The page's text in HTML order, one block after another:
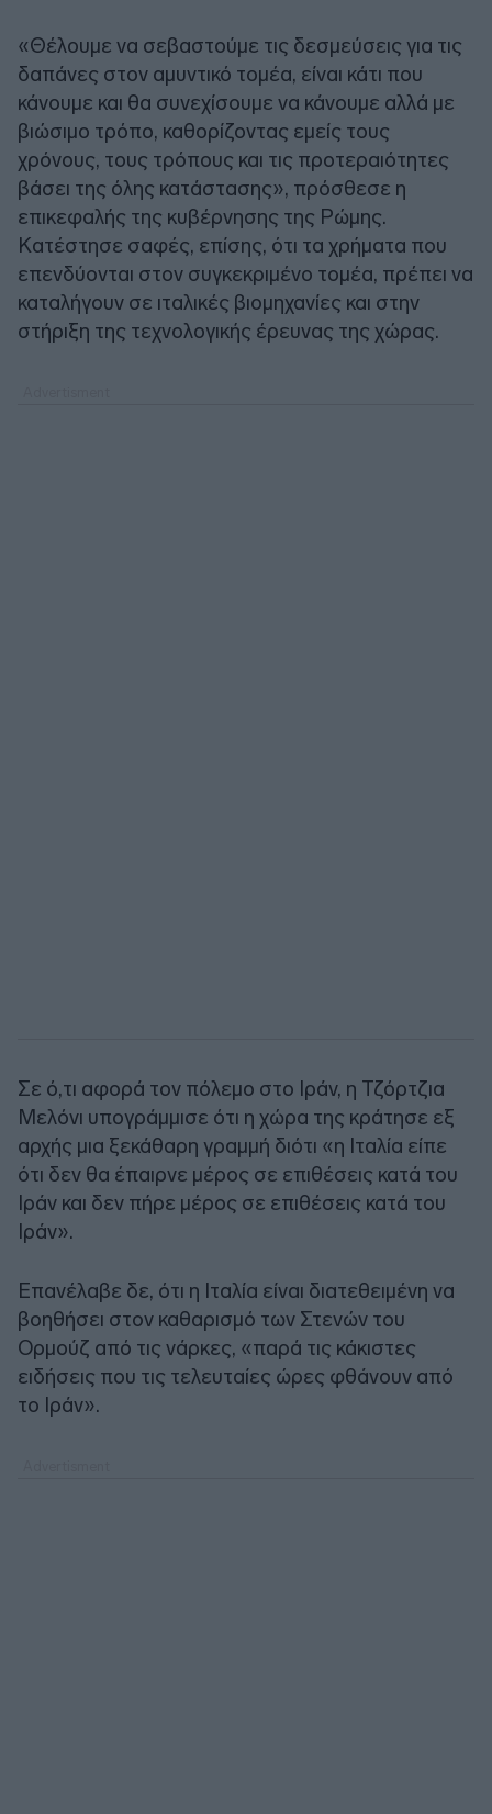
«Θέλουμε να σεβαστούμε τις δεσμεύσεις για τις
δαπάνες στον αμυντικό τομέα, είναι κάτι που
κάνουμε και θα συνεχίσουμε να κάνουμε αλλά με
βιώσιμο τρόπο, καθορίζοντας εμείς τους
χρόνους, τους τρόπους και τις προτεραιότητες
βάσει της όλης κατάστασης», πρόσθεσε η
επικεφαλής της κυβέρνησης της Ρώμης.
Κατέστησε σαφές, επίσης, ότι τα χρήματα που
επενδύονται στον συγκεκριμένο τομέα, πρέπει να
καταλήγουν σε ιταλικές βιομηχανίες και στην
στήριξη της τεχνολογικής έρευνας της χώρας.
Σε ό,τι αφορά τον πόλεμο στο Ιράν, η Τζόρτζια
Μελόνι υπογράμμισε ότι η χώρα της κράτησε εξ
αρχής μια ξεκάθαρη γραμμή διότι «η Ιταλία είπε
ότι δεν θα έπαιρνε μέρος σε επιθέσεις κατά του
Ιράν και δεν πήρε μέρος σε επιθέσεις κατά του
Ιράν».
Επανέλαβε δε, ότι η Ιταλία είναι διατεθειμένη να
βοηθήσει στον καθαρισμό των Στενών του
Ορμούζ από τις νάρκες, «παρά τις κάκιστες
ειδήσεις που τις τελευταίες ώρες φθάνουν από
το Ιράν».